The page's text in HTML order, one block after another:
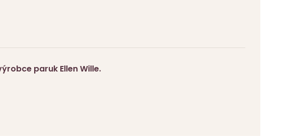
paruk Ellen Wille.